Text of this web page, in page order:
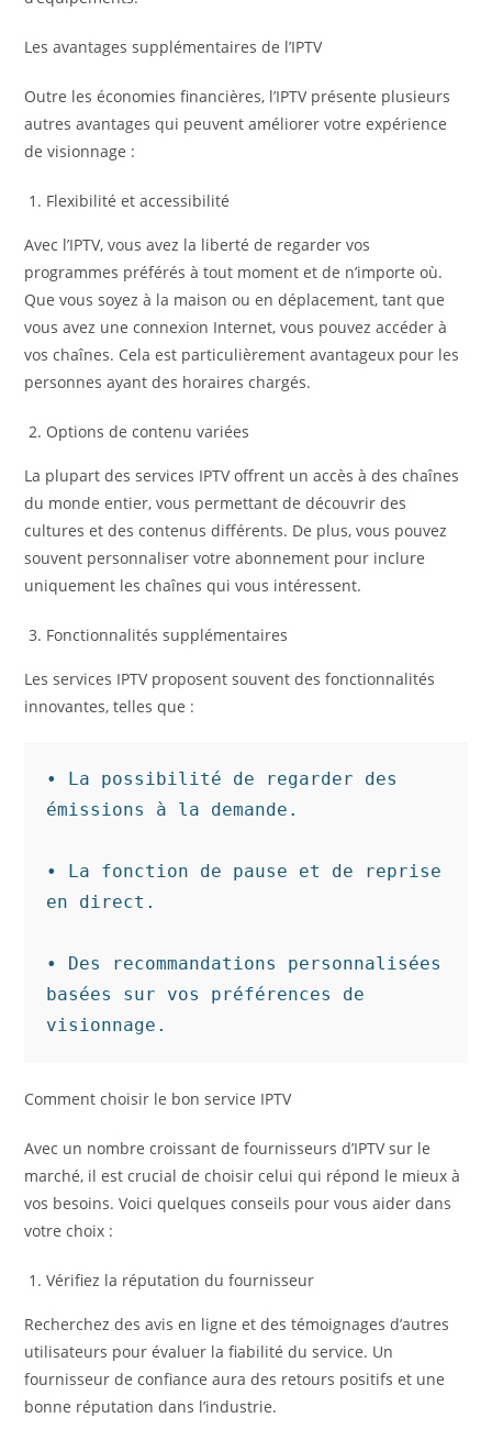
Les avantages supplémentaires de l’IPTV
Outre les économies financières, l’IPTV présente plusieurs
autres avantages qui peuvent améliorer votre expérience
de visionnage :
Flexibilité et accessibilité
Avec l’IPTV, vous avez la liberté de regarder vos
programmes préférés à tout moment et de n’importe où.
Que vous soyez à la maison ou en déplacement, tant que
vous avez une connexion Internet, vous pouvez accéder à
vos chaînes. Cela est particulièrement avantageux pour les
personnes ayant des horaires chargés.
Options de contenu variées
La plupart des services IPTV offrent un accès à des chaînes
du monde entier, vous permettant de découvrir des
cultures et des contenus différents. De plus, vous pouvez
souvent personnaliser votre abonnement pour inclure
uniquement les chaînes qui vous intéressent.
Fonctionnalités supplémentaires
Les services IPTV proposent souvent des fonctionnalités
innovantes, telles que :
• La possibilité de regarder des
émissions à la demande.
• La fonction de pause et de reprise
en direct.
• Des recommandations personnalisées
basées sur vos préférences de
visionnage.
Comment choisir le bon service IPTV
Avec un nombre croissant de fournisseurs d’IPTV sur le
marché, il est crucial de choisir celui qui répond le mieux à
vos besoins. Voici quelques conseils pour vous aider dans
votre choix :
Vérifiez la réputation du fournisseur
Recherchez des avis en ligne et des témoignages d’autres
utilisateurs pour évaluer la fiabilité du service. Un
fournisseur de confiance aura des retours positifs et une
bonne réputation dans l’industrie.